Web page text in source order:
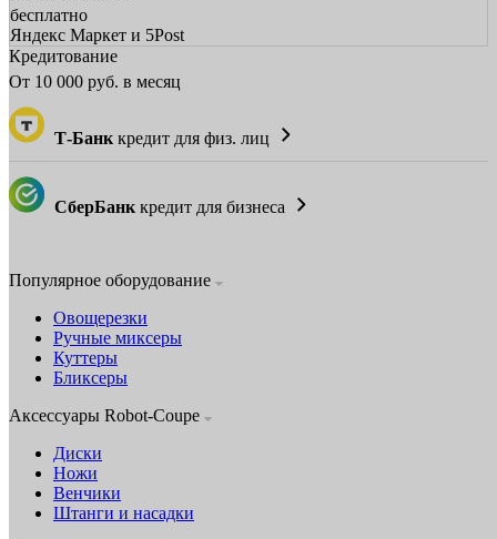
бесплатно
Яндекс Маркет и 5Post
Кредитование
От 10 000 руб. в месяц
Т-Банк кредит для физ. лиц
СберБанк кредит для бизнеса
Популярное оборудование
Овощерезки
Ручные миксеры
Куттеры
Бликсеры
Аксессуары Robot-Coupe
Диски
Ножи
Венчики
Штанги и насадки